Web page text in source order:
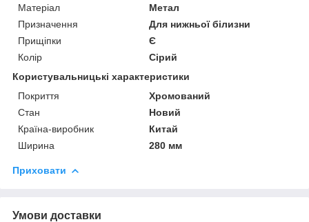
Матеріал
Метал
Призначення
Для нижньої білизни
Прищіпки
Є
Колір
Сірий
Користувальницькі характеристики
Покриття
Хромований
Стан
Новий
Країна-виробник
Китай
Ширина
280 мм
Приховати
Умови доставки